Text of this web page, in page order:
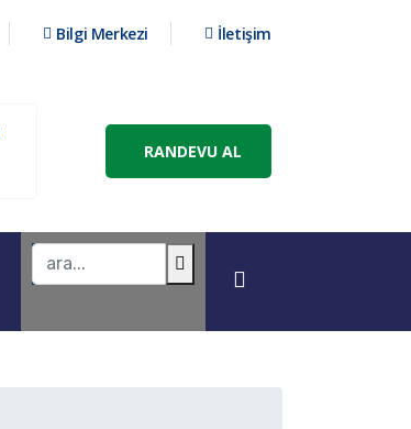
Bilgi Merkezi İletişim
RANDEVU AL